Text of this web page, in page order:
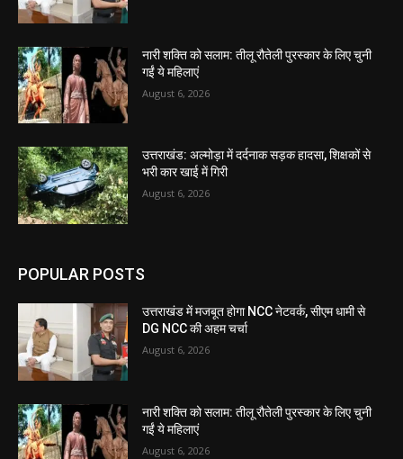
नारी शक्ति को सलाम: तीलू रौतेली पुरस्कार के लिए चुनी
गईं ये महिलाएं
August 6, 2026
उत्तराखंड: अल्मोड़ा में दर्दनाक सड़क हादसा, शिक्षकों से
भरी कार खाई में गिरी
August 6, 2026
POPULAR POSTS
उत्तराखंड में मजबूत होगा NCC नेटवर्क, सीएम धामी से
DG NCC की अहम चर्चा
August 6, 2026
नारी शक्ति को सलाम: तीलू रौतेली पुरस्कार के लिए चुनी
गईं ये महिलाएं
August 6, 2026